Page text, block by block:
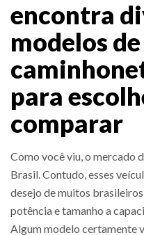
encontra
modelos de
para
comparar
Como você viu, o mercado
Brasil. Contudo, esses
desejo de muitos
potência e tamanho a
Algum modelo certamente